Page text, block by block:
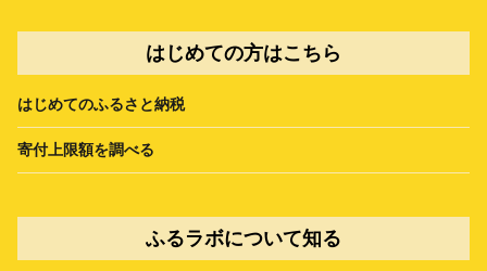
はじめての方はこちら
はじめてのふるさと納税
寄付上限額を調べる
ふるラボについて知る